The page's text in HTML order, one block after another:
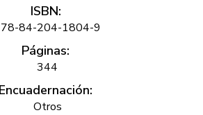
ISBN:
84-204-1804-9
Páginas:
344
Encuadernación:
Otros